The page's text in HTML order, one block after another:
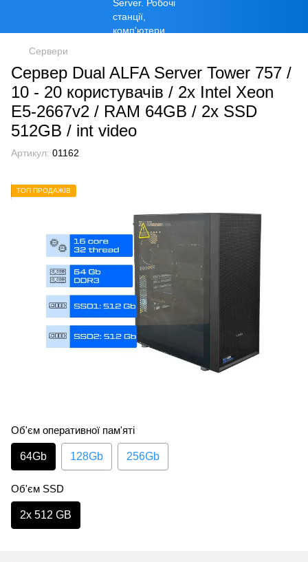
Сервери
Сервер Dual ALFA Server Tower 757 /
10 - 20 користувачів / 2х Intel Xeon
E5-2667v2 / RAM 64GB / 2x SSD
512GB / int video
Артикул: 01162
ТОП ПРОДАЖІВ
Об'єм оперативної пам'яті
64Gb 128Gb 256Gb
Об'єм SSD
2х 512 GB